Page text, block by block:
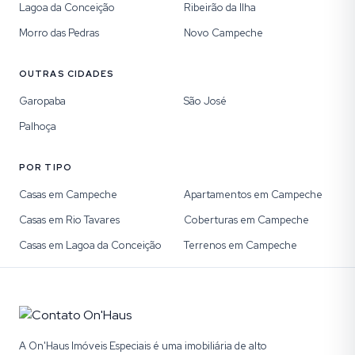
Lagoa da Conceição
Ribeirão da Ilha
Morro das Pedras
Novo Campeche
OUTRAS CIDADES
Garopaba
São José
Palhoça
POR TIPO
Casas em Campeche
Apartamentos em Campeche
Casas em Rio Tavares
Coberturas em Campeche
Casas em Lagoa da Conceição
Terrenos em Campeche
A On'Haus Imóveis Especiais é uma imobiliária de alto